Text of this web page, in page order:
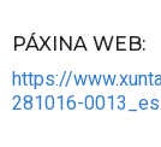
PÁXINA WEB:
https://
281016-